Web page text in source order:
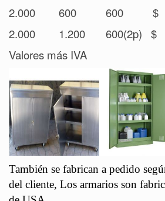
2.000
600 600 $
2.000
1.200 600(2p) $
Valores más IVA
También se fabrican a pedido
del cliente, Los armarios son